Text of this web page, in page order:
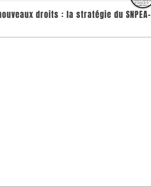
droits : la stratégie du SNPEA-